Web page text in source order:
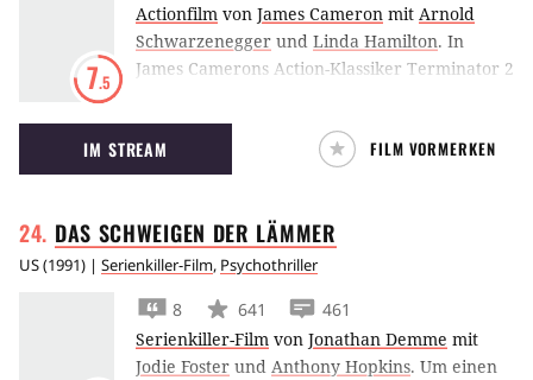
7.5
Actionfilm von James Cameron mit Arnold
Schwarzenegger und Linda Hamilton. In
James Camerons Action-Klassiker Terminator 2
Kampfmaschine aus der Zukunft zurück, um
einen Jungen vor seinem Modellnachfolger zu
beschützen.
IM STREAM FILM VORMERKEN
DAS SCHWEIGEN DER LÄMMER
US(1991) | Serienkiller-Film, Psychothriller
8 641
461
Serienkiller-Film von Jonathan Demme mit
Jodie Foster und Anthony Hopkins. Um einen